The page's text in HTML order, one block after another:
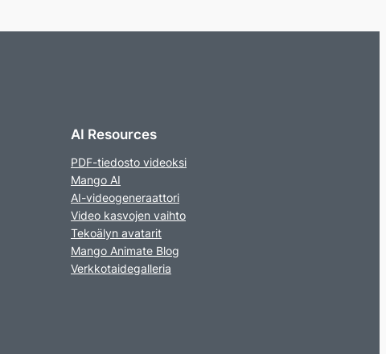
AI Resources
PDF-tiedosto videoksi
Mango AI
AI-videogeneraattori
Video kasvojen vaihto
Tekoälyn avatarit
Mango Animate Blog
Verkkotaidegalleria